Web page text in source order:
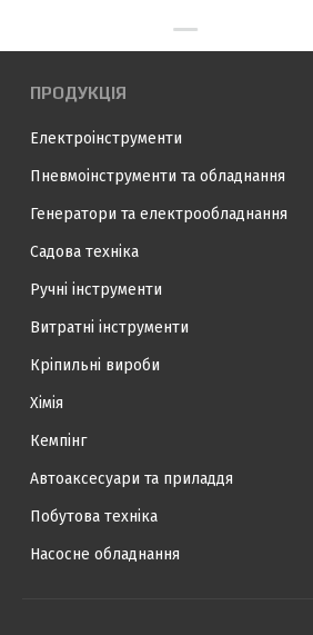
ПРОДУКЦІЯ
Електроінструменти
Пневмоінструменти та обладнання
Генератори та електрообладнання
Садова техніка
Ручні інструменти
Витратні інструменти
Кріпильні вироби
Хімія
Кемпінг
Автоаксесуари та приладдя
Побутова техніка
Насосне обладнання